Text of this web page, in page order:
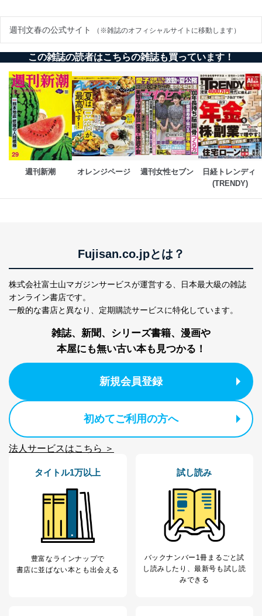
３．個人情報の第三者提供について
本人の同意を得ることなく第三者に提供することはあり
ません。ただし、次の場合は除きます。
法令に基づく場合
人の生命､身体または財産の保護のために必要がある
場合であって、本人の同意を得ることが困難であると
き。
公衆衛生の向上または児童の健全な育成の推進のため
に特に必要がある場合であって、本人の同意を得るこ
とが困難である場合。
た者が法令の定める事務を遂行することに対して協力
する必要がある場合であって、本人の同意を得ること
により当該事務の遂行に支障を及ぼすおそれがあると
供先企業に個人情報を開示することがあります。
委託先：カスタマーサポート支援会社 、クレジッ
トカード決済などの決済代行・料金回収会社、広
告配信サービス会社
店など商品の供給者、梱包会社、配送会社、新聞
販売店などの梱包・配送・配達会社
４．開示対象個人情報の「開示」「訂正」等の請求につ
す。ただし、以下①～④のいずれかに該当する場合は、
説明させていただきます。
①利用目的を本人に通知し、又は公表することによって
害するおそれがある場合
②利用目的を本人に通知し、又は公表することによって
当該事業者の権利又は正当な利益を害するおそれがある
③国の機関又は地方公共団体が法令の定める事務を遂行
用目的を本人に通知し、又は公表することによって当該
事務の遂行に支障を及ぼすおそれがあるとき
④開示対象個人情報の利用目的が明らかな場合
週刊文春の公式サイト （※雑誌のオフィシャルサイトに移動します）
この雑誌の読者はこちらの雑誌も買っています！
週刊新潮 オレンジページ 週刊女性セブン
日経トレンディ
(TRENDY)
Fujisan.co.jpとは？
株式会社富士山マガジンサービスが運営する、
日本最大級の雑誌
オンライン書店です。
一般的な書店と異なり、 定期購読サービスに特化しています。
雑誌、新聞、シリーズ書籍、漫画や
本屋にも無い古い本も見つかる！
新規会員登録
初めてご利用の方へ
法人サービスはこちら ＞
タイトル1万以上
豊富なラインナップで
書店に並ばない本とも出会える
試し読み
バックナンバー1冊まるごと試
し読み したり、最新号も試し読
みできる